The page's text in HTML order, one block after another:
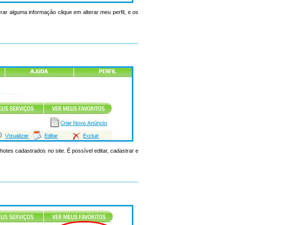
alguma informação clique em alterar meu perfil, e os
cadastrados no site. É possível editar, cadastrar e